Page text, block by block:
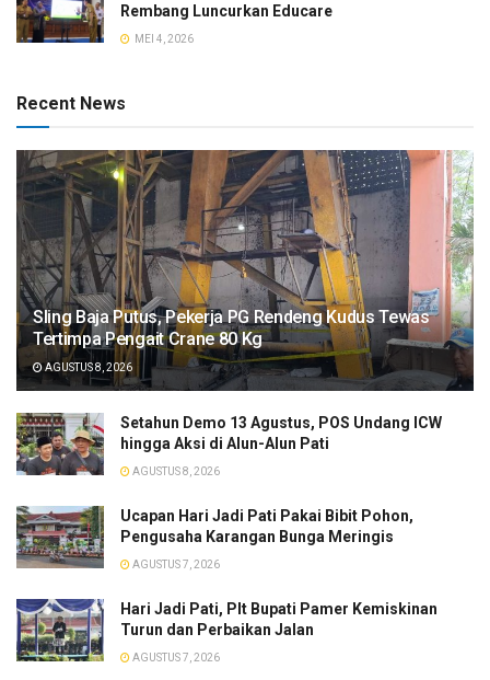
Rembang Luncurkan Educare
MEI 4, 2026
Recent News
Sling Baja Putus, Pekerja PG Rendeng Kudus Tewas
Tertimpa Pengait Crane 80 Kg
AGUSTUS 8, 2026
Setahun Demo 13 Agustus, POS Undang ICW
hingga Aksi di Alun-Alun Pati
AGUSTUS 8, 2026
​Ucapan Hari Jadi Pati Pakai Bibit Pohon,
Pengusaha Karangan Bunga Meringis
AGUSTUS 7, 2026
​Hari Jadi Pati, Plt Bupati Pamer Kemiskinan
Turun dan Perbaikan Jalan
AGUSTUS 7, 2026